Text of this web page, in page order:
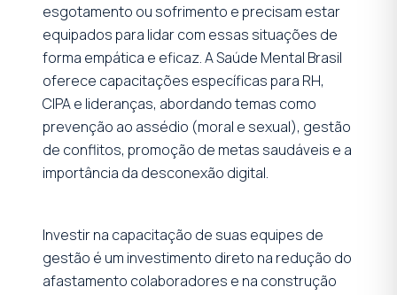
esgotamento ou sofrimento e precisam estar
equipados para lidar com essas situações de
forma empática e eficaz. A Saúde Mental Brasil
oferece capacitações específicas para RH,
CIPA e lideranças, abordando temas como
prevenção ao assédio (moral e sexual), gestão
de conflitos, promoção de metas saudáveis e a
importância da desconexão digital.
Investir na capacitação de suas equipes de
gestão é um investimento direto na redução do
afastamento colaboradores e na construção